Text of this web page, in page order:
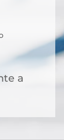
a